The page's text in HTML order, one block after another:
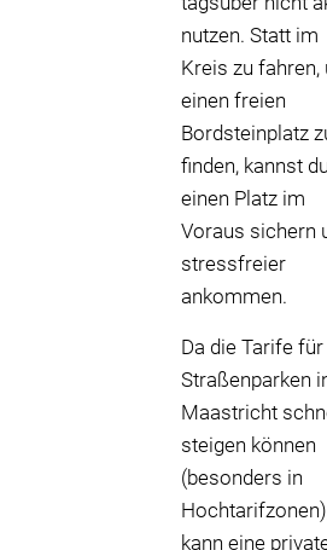
nutzen. Statt im
Kreis zu fahren,
einen freien
Bordsteinplatz
finden, kannst du
einen Platz im
Voraus sichern
stressfreier
ankommen.
Da die Tarife für
Straßenparken
Maastricht
steigen können
(besonders in
kann eine